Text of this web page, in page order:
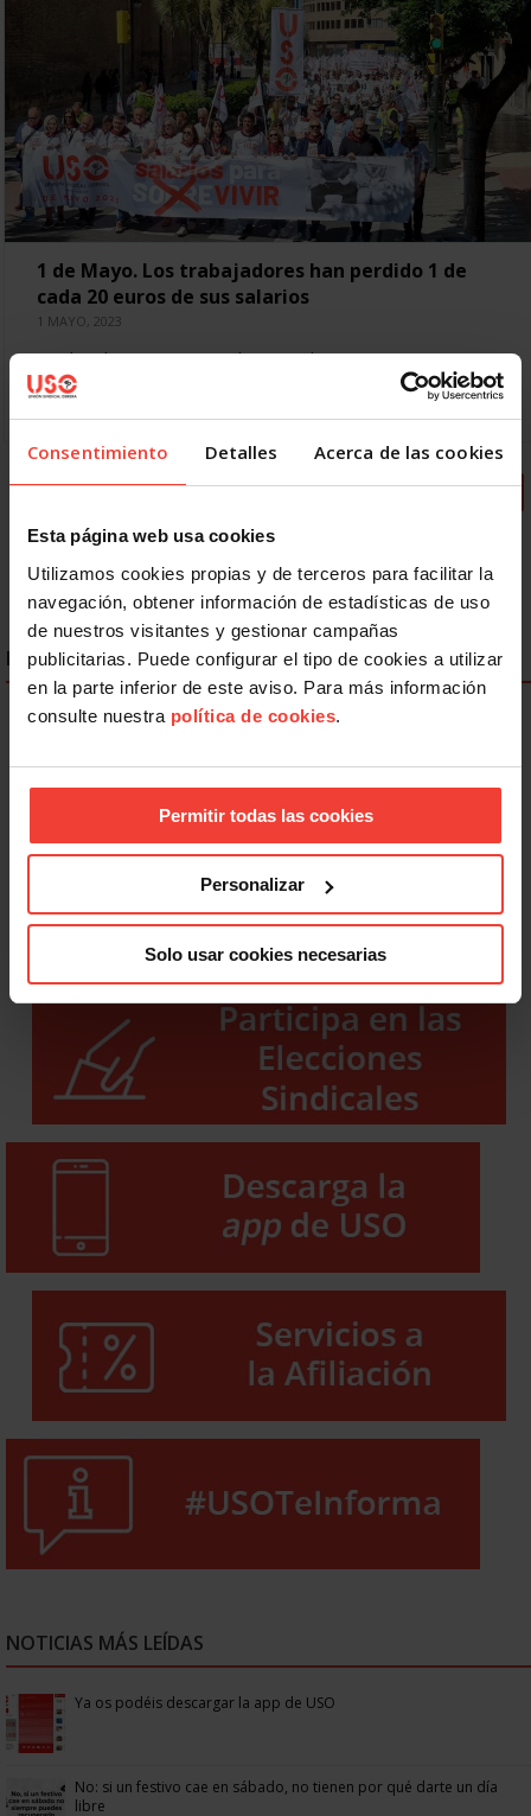
Consentimiento Detalles Acerca de las cookies
Esta página web usa cookies
Utilizamos cookies propias y de terceros para facilitar la
navegación, obtener información de estadísticas de uso
de nuestros visitantes y gestionar campañas
publicitarias. Puede configurar el tipo de cookies a utilizar
en la parte inferior de este aviso. Para más información
consulte nuestra política de cookies.
Permitir todas las cookies
Personalizar
Solo usar cookies necesarias
1 de Mayo. Los trabajadores han perdido 1 de
cada 20 euros de sus salarios
1 MAYO, 2023
En el 1º de Mayo, USO reclama #SalariosParaVivir pues
éstos han perdido en 2022 el 5,3 %, frente a subidas del 16
%-20 % en…
« Primero Anterior 5 6 7 8
9
10
11 12 13
ENLACES DESTACADOS
NOTICIAS MÁS LEÍDAS
Ya os podéis descargar la app de USO
No: si un festivo cae en sábado, no tienen por qué darte un día
libre